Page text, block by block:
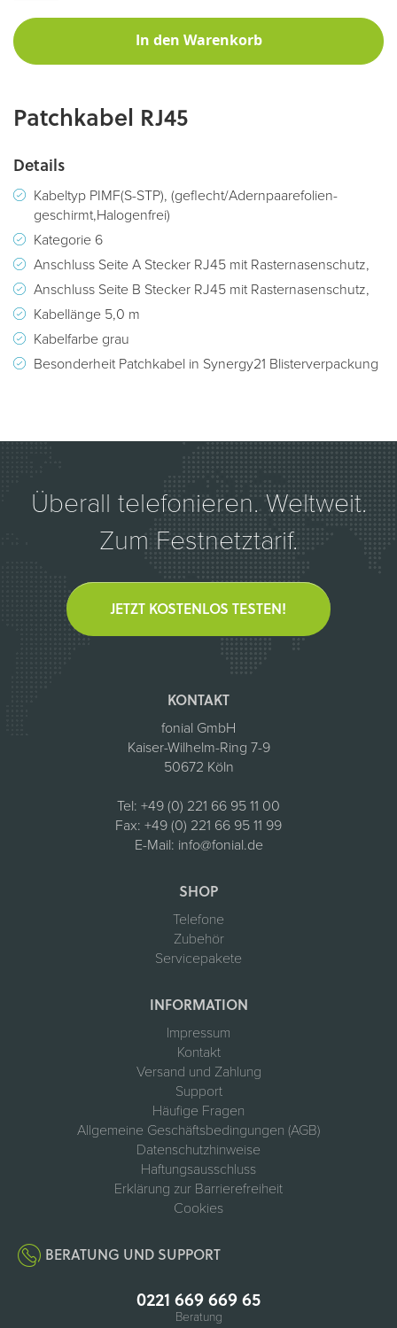
In den Warenkorb
Patchkabel RJ45
Details
Kabeltyp PIMF(S-STP), (geflecht/Adernpaarefolien-
geschirmt,Halogenfrei)
Kategorie 6
Anschluss Seite A Stecker RJ45 mit Rasternasenschutz,
Anschluss Seite B Stecker RJ45 mit Rasternasenschutz,
Kabellänge 5,0 m
Kabelfarbe grau
Besonderheit Patchkabel in Synergy21 Blisterverpackung
Überall telefonieren. Weltweit.
Zum Festnetztarif.
JETZT KOSTENLOS TESTEN!
KONTAKT
fonial GmbH
Kaiser-Wilhelm-Ring 7-9
50672 Köln
Tel: +49 (0) 221 66 95 11 00
Fax: +49 (0) 221 66 95 11 99
E-Mail: info@fonial.de
SHOP
Telefone
Zubehör
Servicepakete
INFORMATION
Impressum
Kontakt
Versand und Zahlung
Support
Häufige Fragen
Allgemeine Geschäftsbedingungen (AGB)
Datenschutzhinweise
Haftungsausschluss
Erklärung zur Barrierefreiheit
Cookies
BERATUNG UND SUPPORT
0221 669 669 65
Beratung